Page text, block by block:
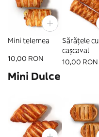
Mini telemea
10,00 RON
Sărățele cu
cașcaval
10,00 RON
Mini Dulce